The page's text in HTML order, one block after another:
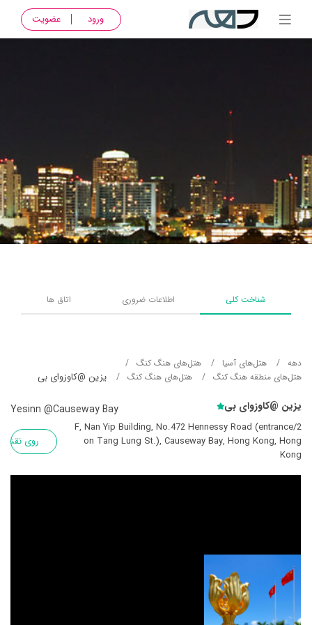
ورود عضویت
شناخت کلی اطلاعات ضروری اتاق ها
دهه هتل‌های آسيا
هتل‌های هنگ کنگ
هتل‌های منطقه هنگ کنگ
هتل‌های هنگ کنگ یزین @کاوزوای بی
یزین @کاوزوای بی Yesinn @Causeway Bay
2/F, Nan Yip Building, No.472 Hennessy Road (entrance
on Tang Lung St.), Causeway Bay, Hong Kong, Hong
Kong
روی نقشه